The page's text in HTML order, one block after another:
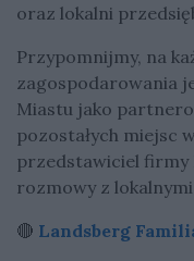
oraz lokalni
Przypomnijmy, na
zagospodarowania
Miastu jako
pozostałych miejsc
przedstawiciel firmy
rozmowy z
🔴 Landsberg